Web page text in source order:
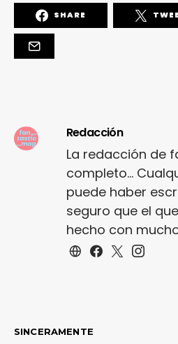
SHARE
Redacción
La redacción de
completo...
puede haber
seguro que el
hecho con
SINCERAMENTE